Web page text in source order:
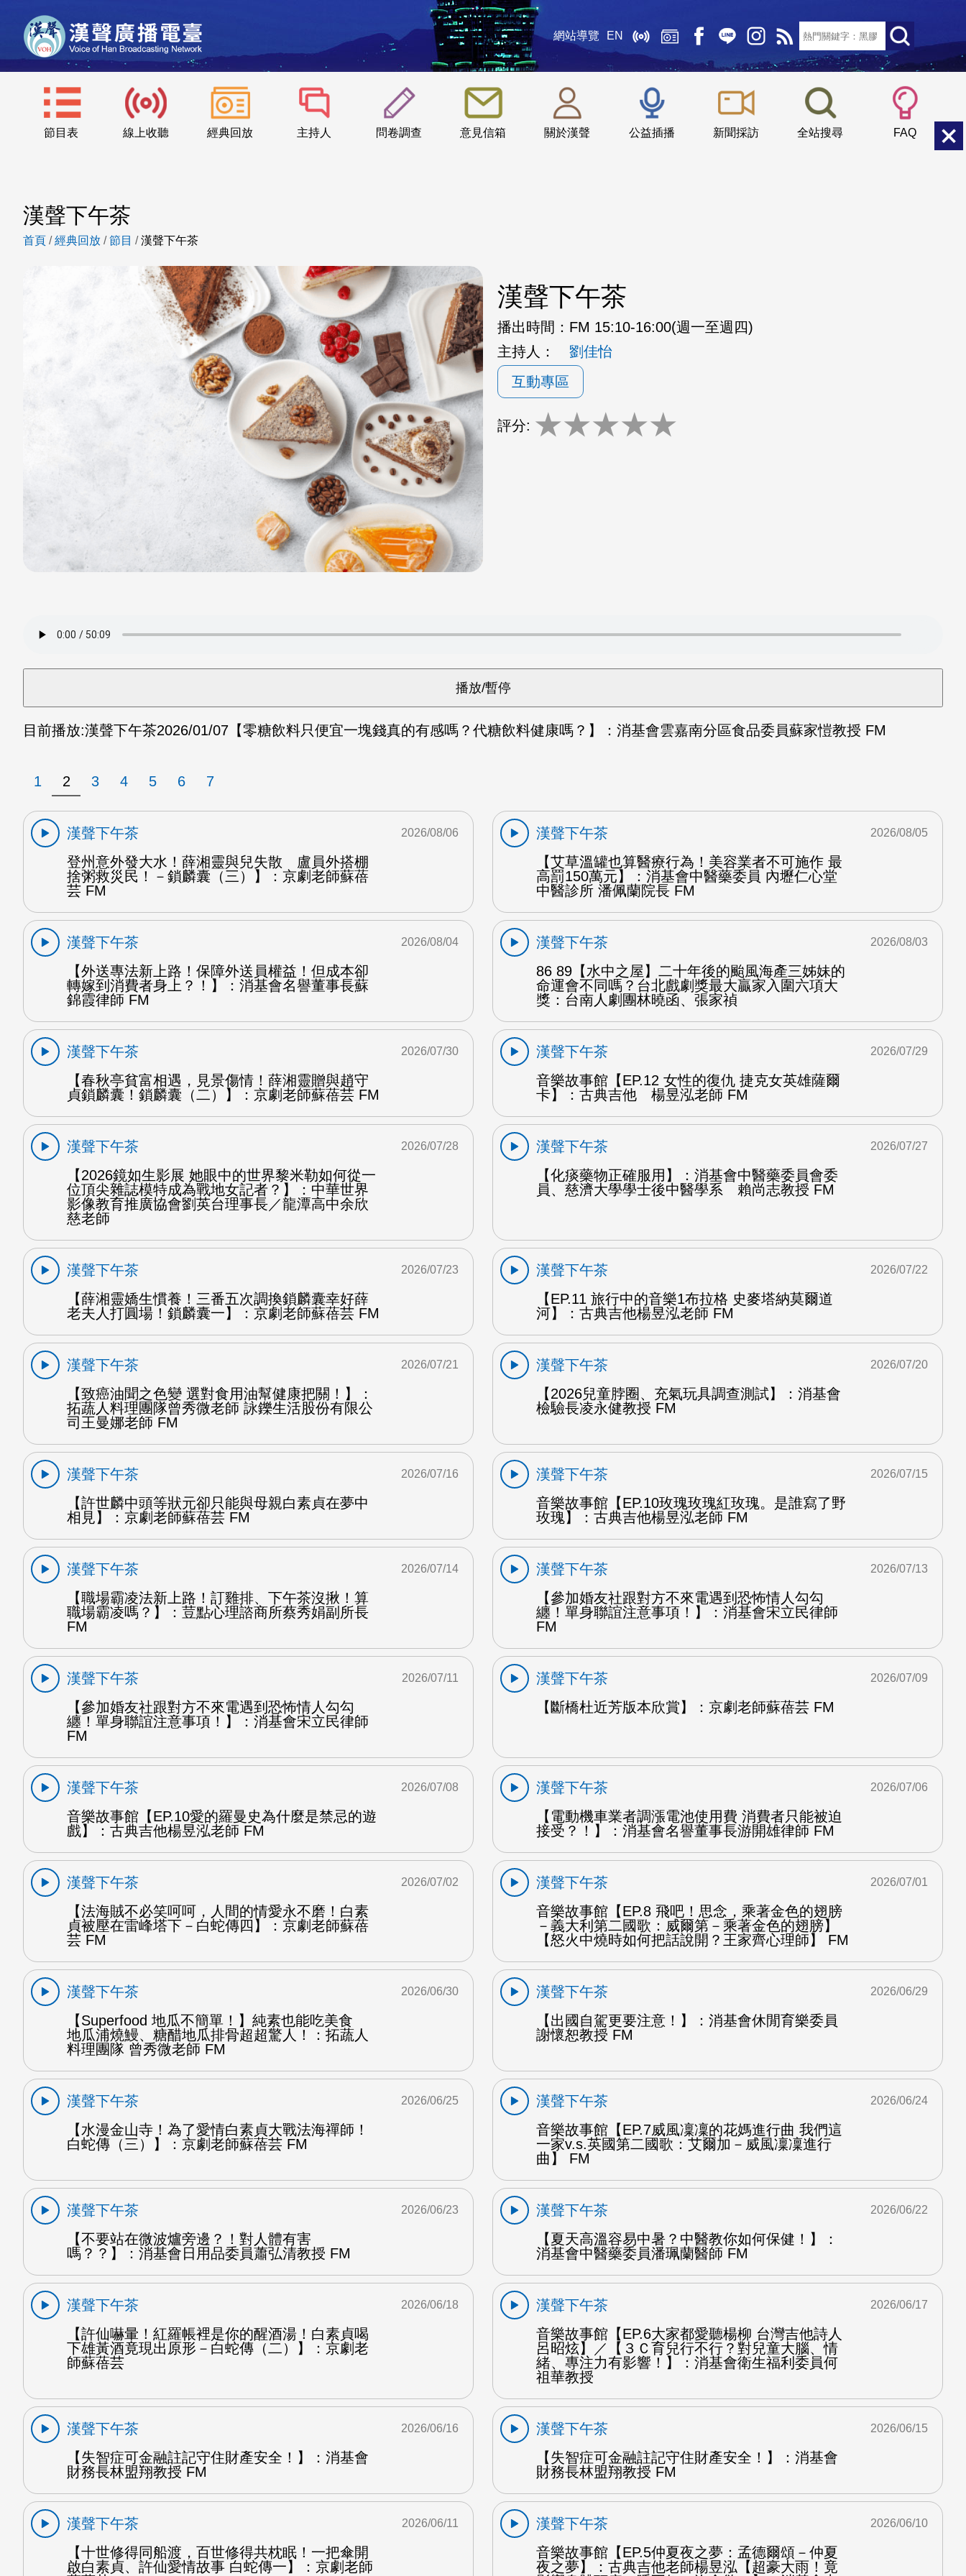
網站導覽 EN
節目表 線上收聽 經典回放 主持人 問卷調查 意見信箱 關於漢聲 公益插播 新聞採訪 全站搜尋 FAQ
::: 小 中
漢聲下午茶
首頁 /經典回放 /節目 /漢聲下午茶
漢聲下午茶
播出時間： FM 15:10-16:00(週一至週四)
主持人：
劉佳怡
互動專區
評分: ★★★★★
目前播放:漢聲下午茶2026/01/07 【零糖飲料只便宜一塊錢真的有感嗎？代糖飲料健康嗎？】：消基會雲嘉南分區食品委員蘇家愷教授 FM
1 2 3 4 5 6 7
漢聲下午茶
登州意外發大水！薛湘靈與兒失散 盧員外搭棚
捨粥救災民！－鎖麟囊（三）】：京劇老師蘇蓓
芸 FM
2026/08/06
漢聲下午茶
【艾草溫罐也算醫療行為！美容業者不可施作 最
高罰150萬元】：消基會中醫藥委員 內壢仁心堂
中醫診所 潘佩蘭院長 FM
2026/08/05
漢聲下午茶
【外送專法新上路！保障外送員權益！但成本卻
轉嫁到消費者身上？！】：消基會名譽董事長蘇
錦霞律師 FM
2026/08/04
漢聲下午茶
86 89【水中之屋】二十年後的颱風海產三姊妹的
命運會不同嗎？台北戲劇獎最大贏家入圍六項大
獎：台南人劇團林曉函、張家禎
2026/08/03
漢聲下午茶
【春秋亭貧富相遇，見景傷情！薛湘靈贈與趙守
貞鎖麟囊！鎖麟囊（二）】：京劇老師蘇蓓芸 FM
2026/07/30
漢聲下午茶
音樂故事館【EP.12 女性的復仇 捷克女英雄薩爾
卡】：古典吉他 楊昱泓老師 FM
2026/07/29
漢聲下午茶
【2026鏡如生影展 她眼中的世界黎米勒如何從一
位頂尖雜誌模特成為戰地女記者？】：中華世界
影像教育推廣協會劉英台理事長／龍潭高中余欣
慈老師
2026/07/28
漢聲下午茶
【化痰藥物正確服用】：消基會中醫藥委員會委
員、慈濟大學學士後中醫學系 賴尚志教授 FM
2026/07/27
漢聲下午茶
【薛湘靈嬌生慣養！三番五次調換鎖麟囊幸好薛
老夫人打圓場！鎖麟囊一】：京劇老師蘇蓓芸 FM
2026/07/23
漢聲下午茶
【EP.11 旅行中的音樂1布拉格 史麥塔納莫爾道
河】：古典吉他楊昱泓老師 FM
2026/07/22
漢聲下午茶
【致癌油聞之色變 選對食用油幫健康把關！】：
拓蔬人料理團隊曾秀微老師 詠鑠生活股份有限公
司王曼娜老師 FM
2026/07/21
漢聲下午茶
【2026兒童脖圈、充氣玩具調查測試】：消基會
檢驗長凌永健教授 FM
2026/07/20
漢聲下午茶
【許世麟中頭等狀元卻只能與母親白素貞在夢中
相見】：京劇老師蘇蓓芸 FM
2026/07/16
漢聲下午茶
音樂故事館【EP.10玫瑰玫瑰紅玫瑰。是誰寫了野
玫瑰】：古典吉他楊昱泓老師 FM
2026/07/15
漢聲下午茶
【職場霸凌法新上路！訂雞排、下午茶沒揪！算
職場霸凌嗎？】：荳點心理諮商所蔡秀娟副所長
FM
2026/07/14
漢聲下午茶
【參加婚友社跟對方不來電遇到恐怖情人勾勾
纏！單身聯誼注意事項！】：消基會宋立民律師
FM
2026/07/13
漢聲下午茶
【參加婚友社跟對方不來電遇到恐怖情人勾勾
纏！單身聯誼注意事項！】：消基會宋立民律師
FM
2026/07/11
漢聲下午茶
【斷橋杜近芳版本欣賞】：京劇老師蘇蓓芸 FM
2026/07/09
漢聲下午茶
音樂故事館【EP.10愛的羅曼史為什麼是禁忌的遊
戲】：古典吉他楊昱泓老師 FM
2026/07/08
漢聲下午茶
【電動機車業者調漲電池使用費 消費者只能被迫
接受？！】：消基會名譽董事長游開雄律師 FM
2026/07/06
漢聲下午茶
【法海賊不必笑呵呵，人間的情愛永不磨！白素
貞被壓在雷峰塔下－白蛇傳四】：京劇老師蘇蓓
芸 FM
2026/07/02
漢聲下午茶
音樂故事館【EP.8 飛吧！思念，乘著金色的翅膀
－義大利第二國歌：威爾第－乘著金色的翅膀】
【怒火中燒時如何把話說開？王家齊心理師】 FM
2026/07/01
漢聲下午茶
【Superfood 地瓜不簡單！】純素也能吃美食
地瓜浦燒鰻、糖醋地瓜排骨超超驚人！：拓蔬人
料理團隊 曾秀微老師 FM
2026/06/30
漢聲下午茶
【出國自駕更要注意！】：消基會休閒育樂委員
謝懷恕教授 FM
2026/06/29
漢聲下午茶
【水漫金山寺！為了愛情白素貞大戰法海禪師！
白蛇傳（三）】：京劇老師蘇蓓芸 FM
2026/06/25
漢聲下午茶
音樂故事館【EP.7威風凜凜的花媽進行曲 我們這
一家v.s.英國第二國歌：艾爾加－威風凜凜進行
曲】 FM
2026/06/24
漢聲下午茶
【不要站在微波爐旁邊？！對人體有害
嗎？？】：消基會日用品委員蕭弘清教授 FM
2026/06/23
漢聲下午茶
【夏天高溫容易中暑？中醫教你如何保健！】：
消基會中醫藥委員潘珮蘭醫師 FM
2026/06/22
漢聲下午茶
【許仙嚇暈！紅羅帳裡是你的醒酒湯！白素貞喝
下雄黃酒竟現出原形－白蛇傳（二）】：京劇老
師蘇蓓芸
2026/06/18
漢聲下午茶
音樂故事館【EP.6大家都愛聽楊柳 台灣吉他詩人
呂昭炫】／【３Ｃ育兒行不行？對兒童大腦、情
緒、專注力有影響！】：消基會衛生福利委員何
祖華教授
2026/06/17
漢聲下午茶
【失智症可金融註記守住財產安全！】：消基會
財務長林盟翔教授 FM
2026/06/16
漢聲下午茶
【失智症可金融註記守住財產安全！】：消基會
財務長林盟翔教授 FM
2026/06/15
漢聲下午茶
【十世修得同船渡，百世修得共枕眠！一把傘開
啟白素貞、許仙愛情故事 白蛇傳一】：京劇老師
2026/06/11
漢聲下午茶
音樂故事館【EP.5仲夏夜之夢：孟德爾頌－仲夏
夜之夢】：古典吉他老師楊昱泓【超豪大雨！竟
2026/06/10